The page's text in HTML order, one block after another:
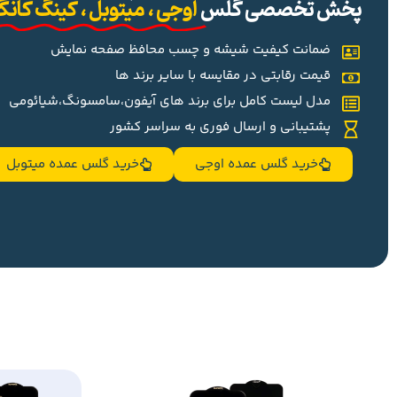
پخش تخصصی گلساوجی ، میتوبل ، کینگ
ضمانت کیفیت شیشه و چسب محافظ صفحه نمایش
قیمت رقابتی در مقایسه با سایر برند ها
مدل لیست کامل برای برند های آیفون،سامسونگ،شیائومی
پشتیبانی و ارسال فوری به سراسر کشور
خرید گلس عمده اوجی
خرید گلس عمده میتوبل